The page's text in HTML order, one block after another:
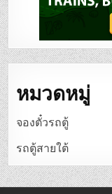
หมวดหมู่
จองตั๋วรถตู้
รถตู้สายใต้